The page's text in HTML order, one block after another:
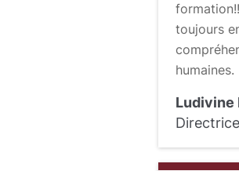
toujours
humaines.
Ludivine